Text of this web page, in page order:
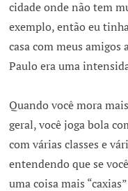
cidade onde não tem
exemplo, então eu
casa com meus
Paulo era uma
Quando você mora
geral, você joga bola
com várias classes e
entendendo que se
uma coisa mais